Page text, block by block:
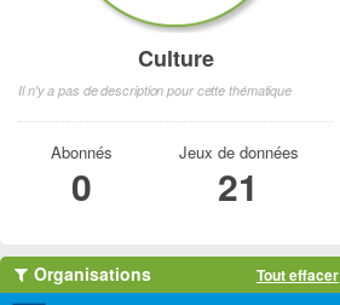
Culture
Il n'y a pas de description pour cette thématique
Abonnés
0
Jeux de données
21
Organisations Tout effacer